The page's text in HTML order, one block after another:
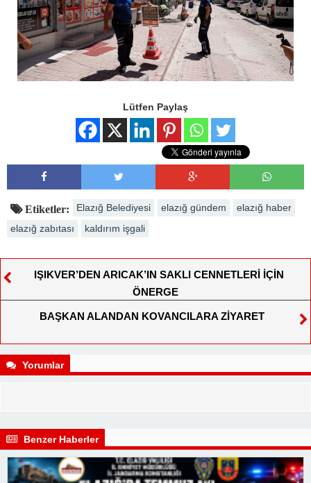
Lütfen Paylaş
Etiketler: Elazığ Belediyesi elazığ gündem
elazığ haber
elazığ zabıtası
kaldırım işgali
IŞIKVER’DEN ARICAK’IN SAKLI CENNETLERİ İÇİN
ÖNERGE
BAŞKAN ALANDAN KOVANCILARA ZİYARET
Yorumlar
Benzer Haberler